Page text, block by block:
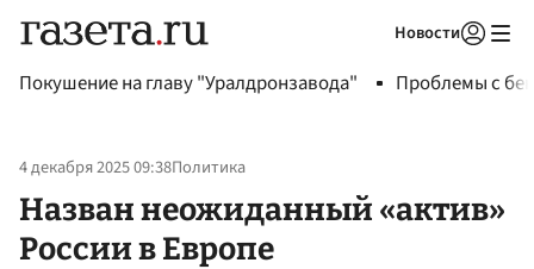
Новости
Покушение на главу "Уралдронзавода" Проблемы с
4 декабря 2025 09:38Политика
Назван неожиданный «актив»
России в Европе